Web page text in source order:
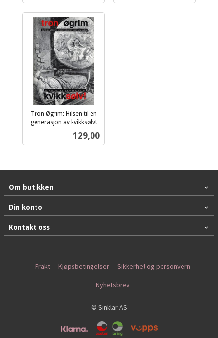
Tron Øgrim: Hilsen til en
generasjon av kvikksølv!
Pris
129,00
Om butikken
Din konto
Kontakt oss
Frakt Kjøpsbetingelser Sikkerhet og personvern
Nyhetsbrev
© Sinklar AS